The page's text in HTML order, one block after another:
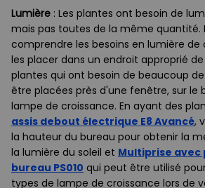
Lumière : Les plantes ont besoin de
mais pas toutes de la même quantité.
comprendre les besoins en lumière
les placer dans un endroit approprié
plantes qui ont besoin de beaucoup
être placées près d'une fenêtre, sur le
lampe de croissance. En ayant des
assis debout électrique E8 Avancé,
la hauteur du bureau pour obtenir la
la lumière du soleil et Multiprise avec
bureau PS010 qui peut être utilisé
types de lampe de croissance lors de